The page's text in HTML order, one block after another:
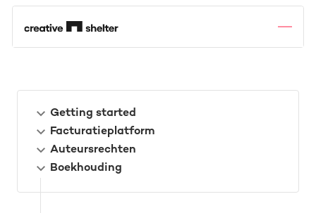
Getting started
Facturatieplatform
Auteursrechten
Boekhouding